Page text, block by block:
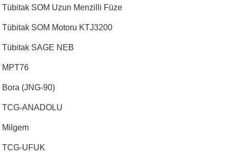
Tübitak SOM Uzun Menzilli Füze
Tübitak SOM Motoru KTJ3200
Tübitak SAGE NEB
MPT76
Bora (JNG-90)
TCG-ANADOLU
Milgem
TCG-UFUK